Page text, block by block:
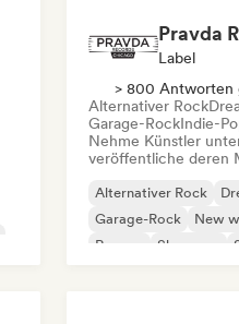
Pravda
Label
> 800 Antworten
Alternativer Rock
Garage-RockIndie-
Nehme Künstler
veröffentliche deren
Alternativer Rock
Garage-Rock
New
Reggae
Shoegaze